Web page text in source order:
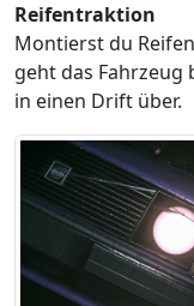
Reifentraktion
Montierst du
geht das
in einen Drift über.